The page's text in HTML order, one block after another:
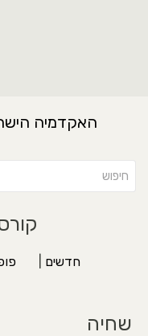
האקדמיה
חדשים
שחיה